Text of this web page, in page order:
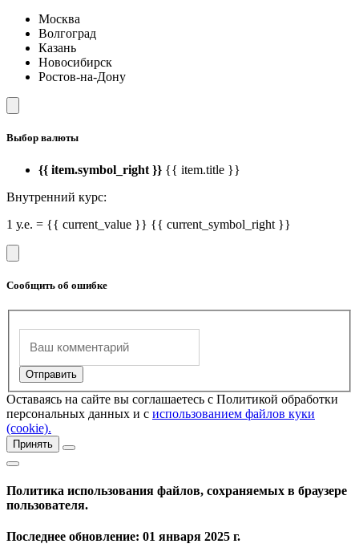
Москва
Волгоград
Казань
Новосибирск
Ростов-на-Дону
Выбор валюты
{{ item.symbol_right }} {{ item.title }}
Внутренний курс:
1 у.е. = {{ current_value }} {{ current_symbol_right }}
Сообщить об ошибке
Оставаясь на сайте вы соглашаетесь с Политикой обработки
персональных данных и с использованием файлов куки
(cookie).
Принять
Политика использования файлов, сохраняемых в браузере
пользователя.
Последнее обновление: 01 января 2025 г.